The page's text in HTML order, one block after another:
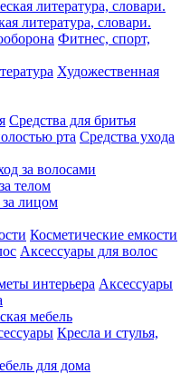
литература, словари.
Фитнес, спорт,
Художественная
Средства для бритья
Средства ухода
за волосами
телом
за лицом
Косметические емкости
Аксессуары для волос
Аксессуары
мебель
Кресла и стулья,
для дома